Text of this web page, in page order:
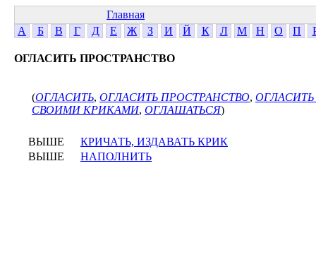
Главная
А
Б В Г Д Е Ж З И Й К Л М Н О П
ОГЛАСИТЬ ПРОСТРАНСТВО
(ОГЛАСИТЬ, ОГЛАСИТЬ ПРОСТРАНСТВО,
СВОИМИ КРИКАМИ, ОГЛАШАТЬСЯ)
ВЫШЕ
КРИЧАТЬ, ИЗДАВАТЬ КРИК
ВЫШЕ
НАПОЛНИТЬ